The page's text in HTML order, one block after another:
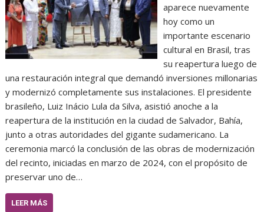
aparece nuevamente
hoy como un
importante escenario
cultural en Brasil, tras
su reapertura luego de
una restauración integral que demandó inversiones millonarias
y modernizó completamente sus instalaciones. El presidente
brasileño, Luiz Inácio Lula da Silva, asistió anoche a la
reapertura de la institución en la ciudad de Salvador, Bahía,
junto a otras autoridades del gigante sudamericano. La
ceremonia marcó la conclusión de las obras de modernización
del recinto, iniciadas en marzo de 2024, con el propósito de
preservar uno de…
LEER MÁS